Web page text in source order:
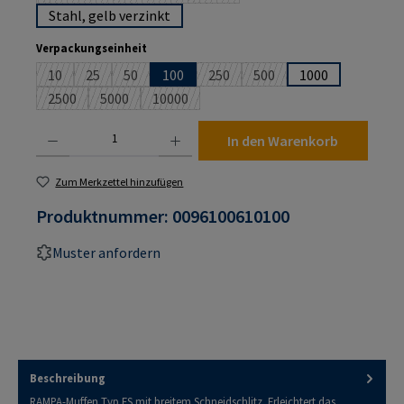
Stahl, gelb verzinkt
Verpackungseinheit
10(Diese Option ist zurzeit nicht verfügbar.)
25(Diese Option ist zurzeit nicht verfügbar.)
50(Diese Option ist zurzeit nicht verfügbar.)
100 250(Diese Option ist zurzeit nicht
500(Diese Option ist zurzeit
1000
2500(Diese Option ist zurzeit nicht verfügbar.)
5000(Diese Option ist zurzeit nicht verfügbar.)
10000(Diese Option ist zurzeit nicht verfügbar.)
In den Warenkorb
Zum Merkzettel hinzufügen
Produktnummer: 0096100610100
Muster anfordern
Beschreibung